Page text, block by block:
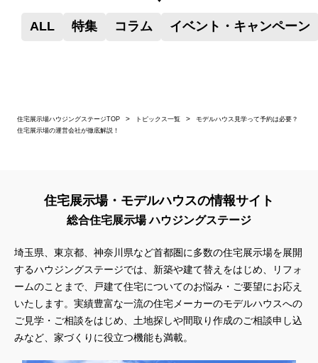
ALL 特集 コラム イベント・キャンペーン
住宅展示場ハウジングステージTOP トピックス一覧
モデルハウス見学って予約は必要？
住宅展示場の運営会社が徹底解説！
住宅展示場・モデルハウスの情報サイト
総合住宅展示場 ハウジングステージ
埼玉県、東京都、神奈川県など首都圏に多数の住宅展示場を展開
するハウジングステージでは、新築や建て替えをはじめ、リフォ
ームのことまで、戸建て住宅についてのお悩み・ご要望にお応え
いたします。実績豊富な一流の住宅メーカーのモデルハウスへの
ご見学・ご相談をはじめ、土地探しや間取り作成のご相談申し込
みなど、家づくりに役立つ機能も満載。